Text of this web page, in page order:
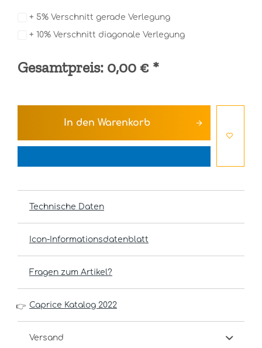
+ 5% Verschnitt gerade Verlegung
+ 10% Verschnitt diagonale Verlegung
Gesamtpreis: 0,00 € *
In den Warenkorb
Technische Daten
Icon-Informationsdatenblatt
Fragen zum Artikel?
👉 Caprice Katalog 2022
Versand